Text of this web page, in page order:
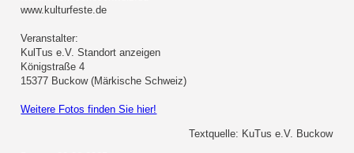
www.kulturfeste.de
Veranstalter:
KulTus e.V. Standort anzeigen
Königstraße 4
15377 Buckow (Märkische Schweiz)
Weitere Fotos finden Sie hier!
Textquelle: KuTus e.V. Buckow